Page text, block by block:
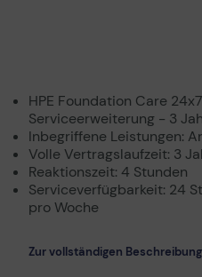
HPE Foundation Care
Serviceerweiterung - 3
Inbegriffene Leistungen:
Volle Vertragslaufzeit: 3
Reaktionszeit: 4 Stunden
Serviceverfügbarkeit: 24
pro Woche
Zur vollständigen Beschreibung